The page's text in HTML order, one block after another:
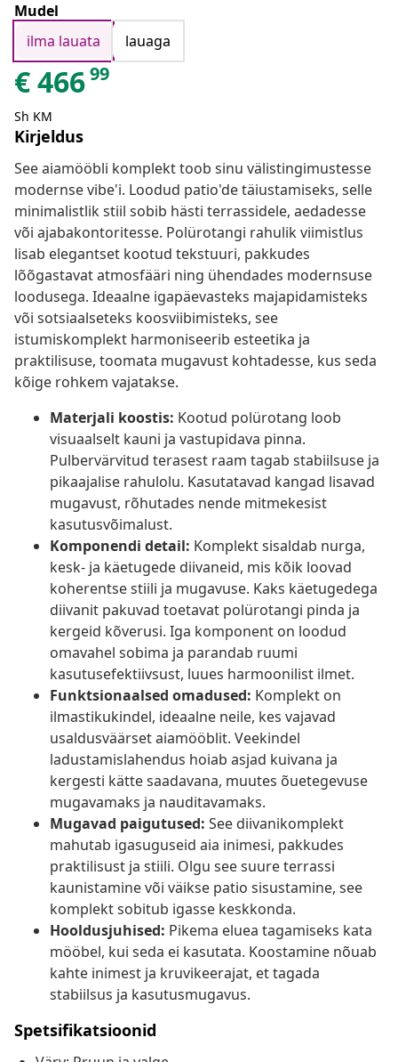
Mudel
ilma lauata
lauaga
€46699
Sh KM
Kirjeldus
See aiamööbli komplekt toob sinu välistingimustesse
modernse vibe'i. Loodud patio'de täiustamiseks, selle
minimalistlik stiil sobib hästi terrassidele, aedadesse
või ajabakontoritesse. Polürotangi rahulik viimistlus
lisab elegantset kootud tekstuuri, pakkudes
lõõgastavat atmosfääri ning ühendades modernsuse
loodusega. Ideaalne igapäevasteks majapidamisteks
või sotsiaalseteks koosviibimisteks, see
istumiskomplekt harmoniseerib esteetika ja
praktilisuse, toomata mugavust kohtadesse, kus seda
kõige rohkem vajatakse.
Materjali koostis: Kootud polürotang loob
visuaalselt kauni ja vastupidava pinna.
Pulbervärvitud terasest raam tagab stabiilsuse ja
pikaajalise rahulolu. Kasutatavad kangad lisavad
mugavust, rõhutades nende mitmekesist
kasutusvõimalust.
Komponendi detail: Komplekt sisaldab nurga,
kesk- ja käetugede diivaneid, mis kõik loovad
koherentse stiili ja mugavuse. Kaks käetugedega
diivanit pakuvad toetavat polürotangi pinda ja
kergeid kõverusi. Iga komponent on loodud
omavahel sobima ja parandab ruumi
kasutusefektiivsust, luues harmoonilist ilmet.
Funktsionaalsed omadused: Komplekt on
ilmastikukindel, ideaalne neile, kes vajavad
usaldusväärset aiamööblit. Veekindel
ladustamislahendus hoiab asjad kuivana ja
kergesti kätte saadavana, muutes õuetegevuse
mugavamaks ja nauditavamaks.
Mugavad paigutused: See diivanikomplekt
mahutab igasuguseid aia inimesi, pakkudes
praktilisust ja stiili. Olgu see suure terrassi
kaunistamine või väikse patio sisustamine, see
komplekt sobitub igasse keskkonda.
Hooldusjuhised: Pikema eluea tagamiseks kata
mööbel, kui seda ei kasutata. Koostamine nõuab
kahte inimest ja kruvikeerajat, et tagada
stabiilsus ja kasutusmugavus.
Spetsifikatsioonid